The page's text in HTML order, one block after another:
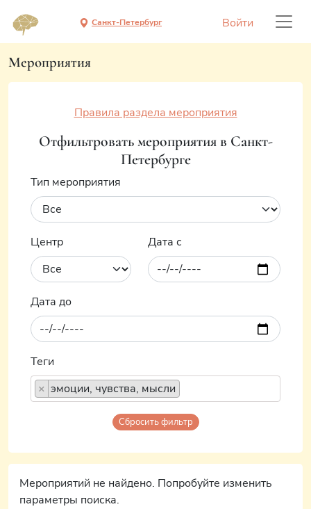
Санкт-Петербург Войти
Мероприятия
Правила раздела мероприятия
Отфильтровать мероприятия в Санкт-
Петербурге
Тип мероприятия
Центр Дата с
Дата до
Теги
× эмоции, чувства, мысли
Сбросить фильтр
Мероприятий не найдено. Попробуйте изменить
параметры поиска.